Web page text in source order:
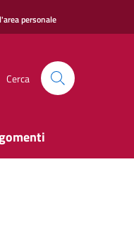
personale
Cerca